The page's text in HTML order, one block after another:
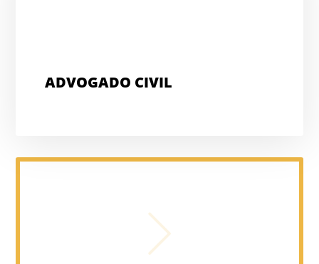
ADVOGADO CIVIL